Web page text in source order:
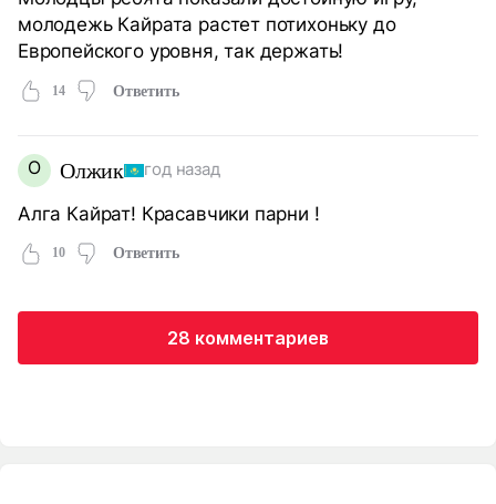
молодежь Кайрата растет потихоньку до
Европейского уровня, так держать!
14 Ответить
О Олжик год назад
Алга Кайрат! Красавчики парни !
10 Ответить
28 комментариев